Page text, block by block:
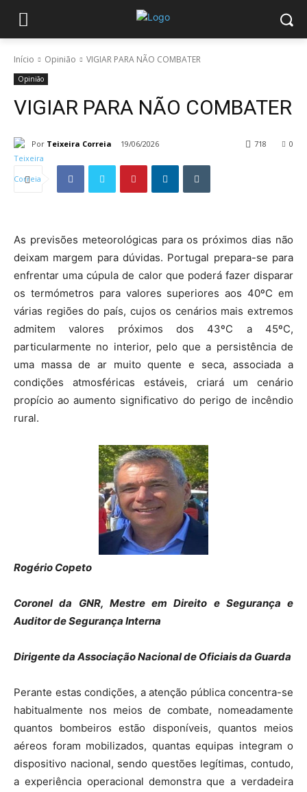
Início Opinião VIGIAR PARA NÃO COMBATER
Opinião
VIGIAR PARA NÃO COMBATER
Por Teixeira Correia 19/06/2026 0
718
As previsões meteorológicas para os próximos dias não
deixam margem para dúvidas. Portugal prepara-se para
enfrentar uma cúpula de calor que poderá fazer disparar
os termómetros para valores superiores aos 40ºC em
várias regiões do país, cujos os cenários mais extremos
admitem valores próximos dos 43ºC a 45ºC,
particularmente no interior, pelo que a persistência de
uma massa de ar muito quente e seca, associada a
condições atmosféricas estáveis, criará um cenário
propício ao aumento significativo do perigo de incêndio
rural.
Rogério Copeto
Coronel da GNR, Mestre em Direito e Segurança e
Auditor de Segurança Interna
Dirigente da Associação Nacional de Oficiais da Guarda
Perante estas condições, a atenção pública concentra-se
habitualmente nos meios de combate, nomeadamente
quantos bombeiros estão disponíveis, quantos meios
aéreos foram mobilizados, quantas equipas integram o
dispositivo nacional, sendo questões legítimas, contudo,
a experiência operacional demonstra que a verdadeira